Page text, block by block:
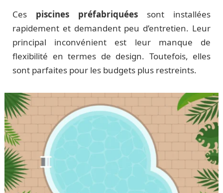
Ces piscines préfabriquées sont installées
rapidement et demandent peu d’entretien. Leur
principal inconvénient est leur manque de
flexibilité en termes de design. Toutefois, elles
sont parfaites pour les budgets plus restreints.